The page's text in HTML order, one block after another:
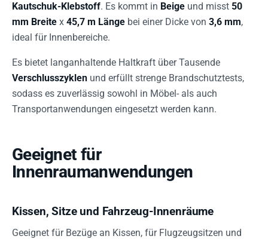
Kautschuk-Klebstoff. Es kommt in Beige und misst 50
mm Breite x 45,7 m Länge bei einer Dicke von 3,6 mm,
ideal für Innenbereiche.
Es bietet langanhaltende Haltkraft über Tausende
Verschlusszyklen und erfüllt strenge Brandschutztests,
sodass es zuverlässig sowohl in Möbel- als auch
Transportanwendungen eingesetzt werden kann.
Geeignet für
Innenraumanwendungen
Kissen, Sitze und Fahrzeug-Innenräume
Geeignet für Bezüge an Kissen, für Flugzeugsitzen und